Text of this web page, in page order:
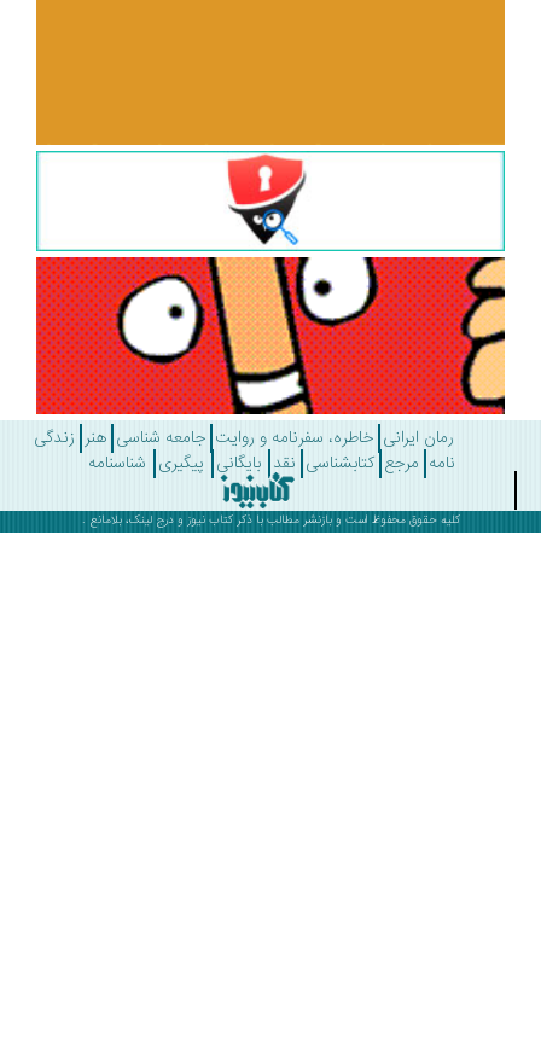
رمان ایرانی خاطره، سفرنامه و روایت جامعه شناسی هنر زندگی
مرجع کتابشناسی نقد بایگانی پیگیری شناسنامه
کلیه حقوق محفوظ است و بازنشر مطالب با ذکرکتاب نیوز و درج لینک، بلامانع .